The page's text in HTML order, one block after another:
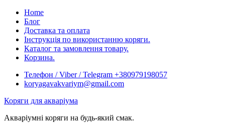
Skip
content
Home
Блог
Доставка та оплата
Інструкція по використанню коряги.
Каталог та замовлення товару.
Корзина.
Телефон / Viber / Telegram +380979198057
koryagavakvariym@gmail.com
Коряги для акваріума
Акваріумні коряги на будь-який смак.